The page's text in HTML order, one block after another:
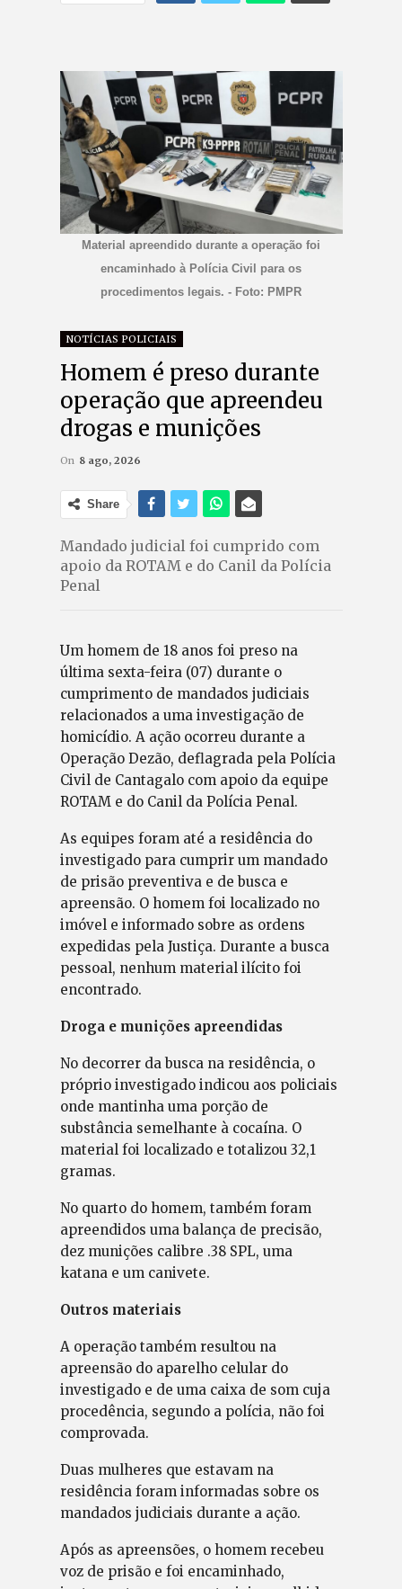
Material apreendido durante a operação foi
encaminhado à Polícia Civil para os
procedimentos legais. - Foto: PMPR
NOTÍCIAS POLICIAIS
Homem é preso durante
operação que apreendeu
drogas e munições
On 8 ago, 2026
Share
Mandado judicial foi cumprido com
apoio da ROTAM e do Canil da Polícia
Penal
Um homem de 18 anos foi preso na
última sexta-feira (07) durante o
cumprimento de mandados judiciais
relacionados a uma investigação de
homicídio. A ação ocorreu durante a
Operação Dezão, deflagrada pela Polícia
Civil de Cantagalo com apoio da equipe
ROTAM e do Canil da Polícia Penal.
As equipes foram até a residência do
investigado para cumprir um mandado
de prisão preventiva e de busca e
apreensão. O homem foi localizado no
imóvel e informado sobre as ordens
expedidas pela Justiça. Durante a busca
pessoal, nenhum material ilícito foi
encontrado.
Droga e munições apreendidas
No decorrer da busca na residência, o
próprio investigado indicou aos policiais
onde mantinha uma porção de
substância semelhante à cocaína. O
material foi localizado e totalizou 32,1
gramas.
No quarto do homem, também foram
apreendidos uma balança de precisão,
dez munições calibre .38 SPL, uma
katana e um canivete.
Outros materiais
A operação também resultou na
apreensão do aparelho celular do
investigado e de uma caixa de som cuja
procedência, segundo a polícia, não foi
comprovada.
Duas mulheres que estavam na
residência foram informadas sobre os
mandados judiciais durante a ação.
Após as apreensões, o homem recebeu
voz de prisão e foi encaminhado,